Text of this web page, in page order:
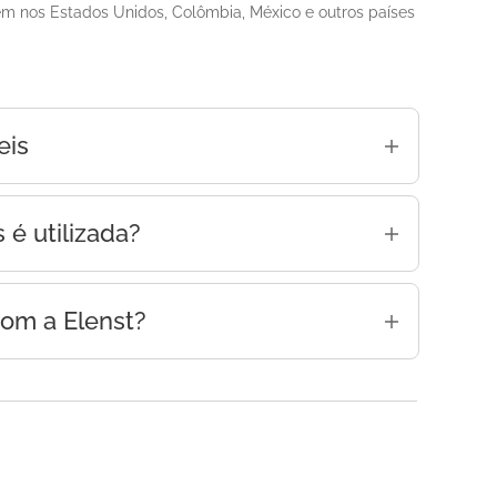
nos Estados Unidos, Colômbia, México e outros países
como:
escoltas
blindado
é utilizada?
a Elenst?
e corporativa